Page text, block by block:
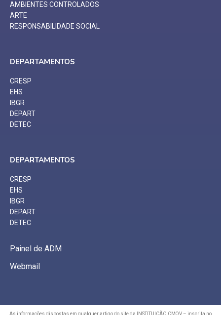
AMBIENTES CONTROLADOS
ARTE
RESPONSABILIDADE SOCIAL
DEPARTAMENTOS
CRESP
EHS
IBGR
DEPART
DETEC
DEPARTAMENTOS
CRESP
EHS
IBGR
DEPART
DETEC
Painel de ADM
Webmail
As informações dispostas em qualquer artigo do site da INSTITUIÇÃO CMQV – inscrita no